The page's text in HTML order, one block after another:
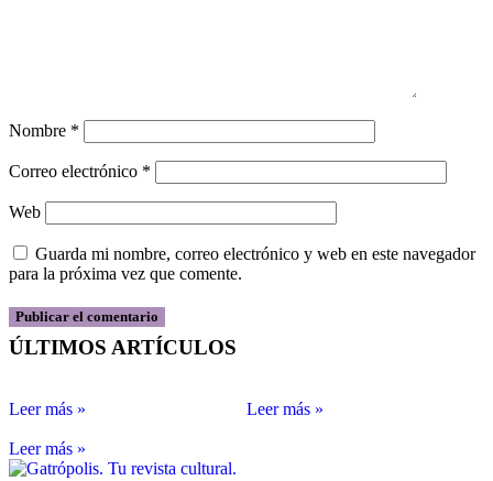
Nombre *
Correo electrónico *
Web
Guarda mi nombre, correo electrónico y web en este navegador
para la próxima vez que comente.
ÚLTIMOS ARTÍCULOS
Leer más » Leer más »
Leer más »